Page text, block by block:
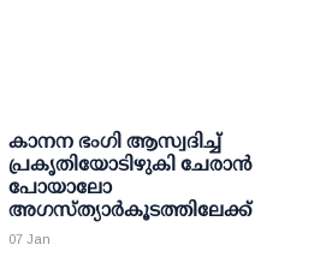
കാനന ഭംഗി ആസ്വദിച്ച്
പ്രകൃതിയോടിഴുകി ചേരാന്‍
പോയാലോ
അഗസ്ത്യാര്‍കൂടത്തിലേക്ക്
07 Jan